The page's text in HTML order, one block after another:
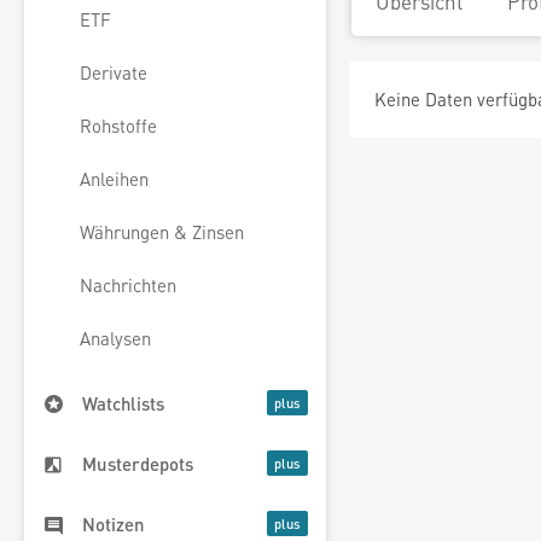
ETF
Derivate
Rohstoffe
Anleihen
Währungen & Zinsen
Nachrichten
Analysen
Watchlists
Musterdepots
Notizen
Keine Daten